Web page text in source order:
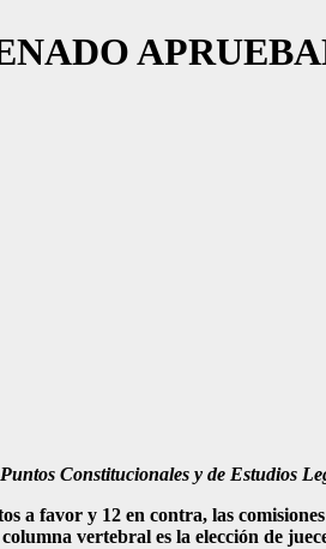
Constitucionales y de Estudios
a favor y 12 en contra, las
vertebral es la elección de